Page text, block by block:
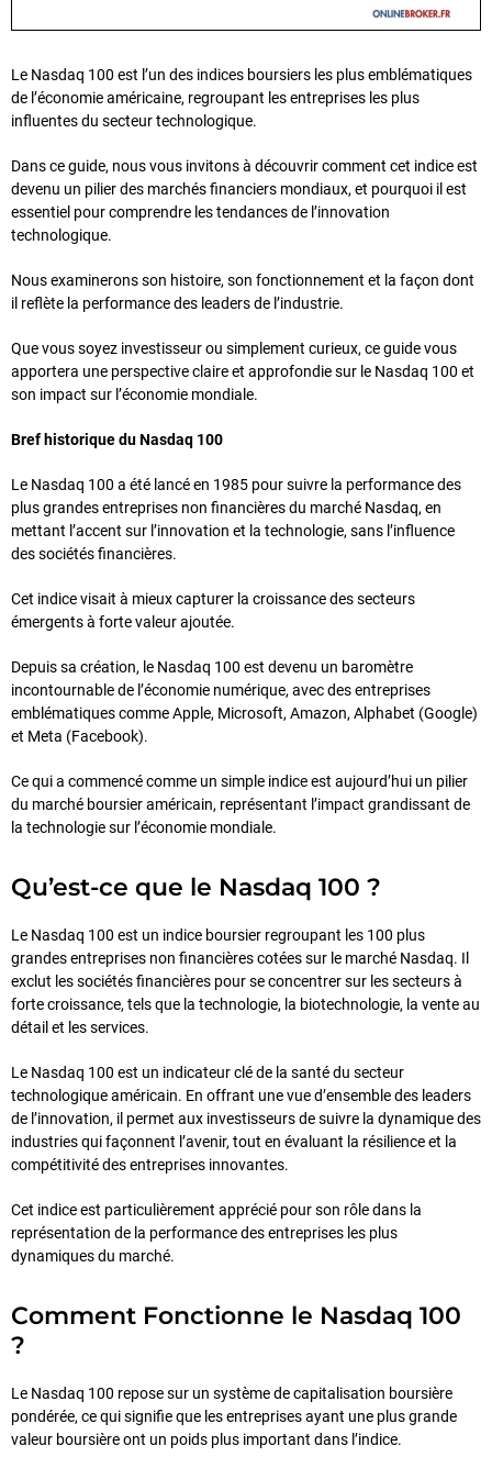
Le Nasdaq 100 est l’un des indices boursiers les plus emblématiques
de l’économie américaine, regroupant les entreprises les plus
influentes du secteur technologique.
Dans ce guide, nous vous invitons à découvrir comment cet indice est
devenu un pilier des marchés financiers mondiaux, et pourquoi il est
essentiel pour comprendre les tendances de l’innovation
technologique.
Nous examinerons son histoire, son fonctionnement et la façon dont
il reflète la performance des leaders de l’industrie.
Que vous soyez investisseur ou simplement curieux, ce guide vous
apportera une perspective claire et approfondie sur le Nasdaq 100 et
son impact sur l’économie mondiale.
Bref historique du Nasdaq 100
Le Nasdaq 100 a été lancé en 1985 pour suivre la performance des
plus grandes entreprises non financières du marché Nasdaq, en
mettant l’accent sur l’innovation et la technologie, sans l’influence
des sociétés financières.
Cet indice visait à mieux capturer la croissance des secteurs
émergents à forte valeur ajoutée.
Depuis sa création, le Nasdaq 100 est devenu un baromètre
incontournable de l’économie numérique, avec des entreprises
emblématiques comme Apple, Microsoft, Amazon, Alphabet (Google)
et Meta (Facebook).
Ce qui a commencé comme un simple indice est aujourd’hui un pilier
du marché boursier américain, représentant l’impact grandissant de
la technologie sur l’économie mondiale.
Qu’est-ce que le Nasdaq 100 ?
Le Nasdaq 100 est un indice boursier regroupant les 100 plus
grandes entreprises non financières cotées sur le marché Nasdaq. Il
exclut les sociétés financières pour se concentrer sur les secteurs à
forte croissance, tels que la technologie, la biotechnologie, la vente au
détail et les services.
Le Nasdaq 100 est un indicateur clé de la santé du secteur
technologique américain. En offrant une vue d’ensemble des leaders
de l’innovation, il permet aux investisseurs de suivre la dynamique des
industries qui façonnent l’avenir, tout en évaluant la résilience et la
compétitivité des entreprises innovantes.
Cet indice est particulièrement apprécié pour son rôle dans la
représentation de la performance des entreprises les plus
dynamiques du marché.
Comment Fonctionne le Nasdaq 100
?
Le Nasdaq 100 repose sur un système de capitalisation boursière
pondérée, ce qui signifie que les entreprises ayant une plus grande
valeur boursière ont un poids plus important dans l’indice.